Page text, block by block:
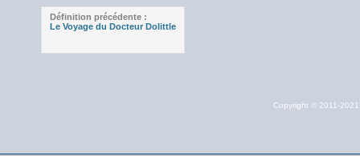
Définition précédente :
Le Voyage du Docteur Dolittle
Copyright © 2011-